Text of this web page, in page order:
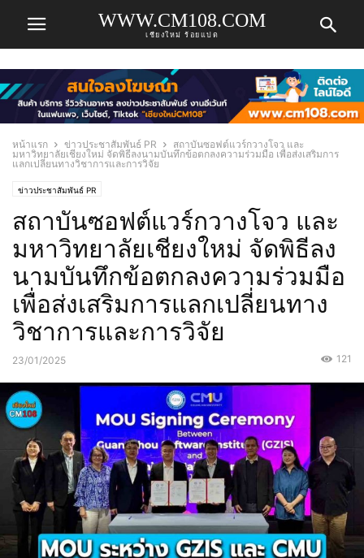
WWW.CM108.COM
เชียงใหม่ ร้อยแปด
หน้าแรก ข่าวประชาสัมพันธ์ PR
สถาบันซอฟต์แวร์กวางโจว และ
มหาวิทยาลัยเชียงใหม่ จัดพิธีลงนามบันทึกข้อตกลงความร่วมมือ เพื่อส่งเสริมการ
แลกเปลี่ยนทางวิชาการและการวิจัย
ข่าวประชาสัมพันธ์ PR
สถาบันซอฟต์แวร์กวางโจว และ
มหาวิทยาลัยเชียงใหม่ จัดพิธีลง
นามบันทึกข้อตกลงความร่วมมือ
เพื่อส่งเสริมการแลกเปลี่ยนทาง
วิชาการและการวิจัย
23/01/2025 121